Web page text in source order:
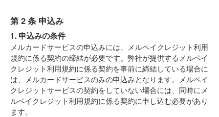
第 2 条 申込み
1. 申込みの条件
メルカードサービスの申込みには、メルペイクレジット利用
規約に係る契約の締結が必要です。弊社が提供するメルペイ
クレジット利用規約に係る契約を事前に締結している場合に
は、メルカードサービスのみの申込みとなります。メルペイ
クレジットサービスの契約をしていない場合には、同時にメ
ルペイクレジット利用規約に係る契約に申し込む必要があり
ます。